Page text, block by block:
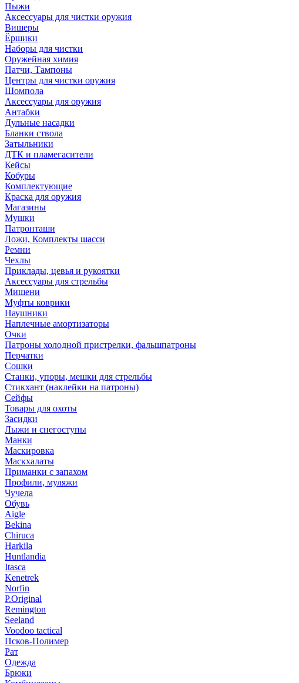
Пыжи
Аксессуары для чистки оружия
Вишеры
Ёршики
Наборы для чистки
Оружейная химия
Патчи, Тампоны
Центры для чистки оружия
Шомпола
Аксессуары для оружия
Антабки
Дульные насадки
Бланки ствола
Затыльники
ДТК и пламегасители
Кейсы
Кобуры
Комплектующие
Краска для оружия
Магазины
Мушки
Патронташи
Ложи, Комплекты шасси
Ремни
Чехлы
Приклады, цевья и рукоятки
Аксессуары для стрельбы
Мишени
Муфты коврики
Наушники
Наплечные амортизаторы
Очки
Патроны холодной пристрелки, фальшпатроны
Перчатки
Сошки
Станки, упоры, мешки для стрельбы
Стикхант (наклейки на патроны)
Сейфы
Товары для охоты
Засидки
Лыжи и снегоступы
Манки
Маскировка
Маскхалаты
Приманки с запахом
Профили, муляжи
Чучела
Обувь
Aigle
Bekina
Chiruсa
Harkila
Huntlandia
Itasca
Kenetrek
Norfin
P.Original
Remington
Seeland
Voodoo tactical
Псков-Полимер
Рат
Одежда
Брюки